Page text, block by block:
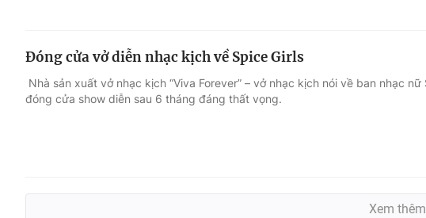
Đóng cửa vở diễn nhạc kịch về Spice Girls
Nhà sản xuất vở nhạc kịch “Viva Forever” – vở nhạc kịch nói về ban nhạc
đóng cửa show diễn sau 6 tháng đáng thất vọng.
Xem thêm